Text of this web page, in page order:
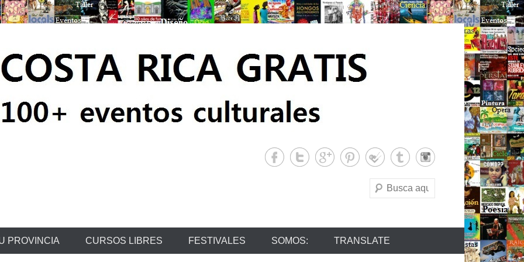
Buscar
PROVINCIA CURSOS LIBRES FESTIVALES SOMOS: TRANSLATE